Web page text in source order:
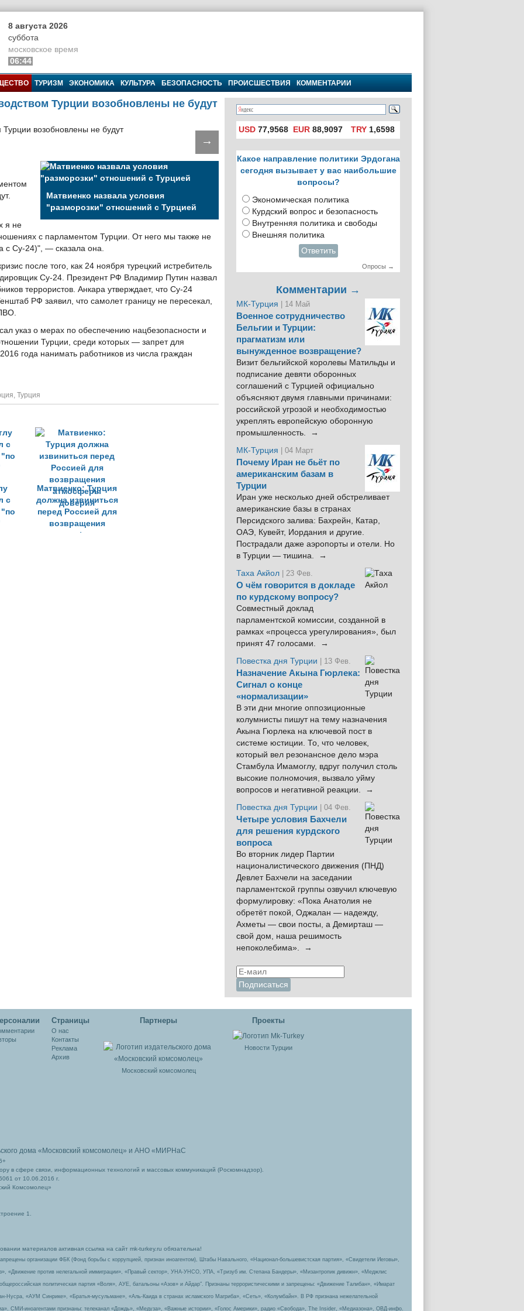
8 августа 2026
суббота
московское время
06:44
ТУРИЗМ ЭКОНОМИКА КУЛЬТУРА БЕЗОПАСНОСТЬ ПРОИСШЕСТВИЯ КОММЕНТАРИИ
Турции возобновлены не будут
→
Матвиенко назвала условия
"разморозки" отношений с Турцией
я не
с парламентом Турции. От него мы также не
с Су-24)", — сказала она.
после того, как 24 ноября турецкий истребитель
Су-24. Президент РФ Владимир Путин назвал
террористов. Анкара утверждает, что Су-24
РФ заявил, что самолет границу не пересекал,
указ о мерах по обеспечению нацбезопасности и
Турции, среди которых — запрет для
года нанимать работников из числа граждан
, Турция
с
"по
Матвиенко: Турция
должна извиниться
перед Россией для
возвращения
атмосферы
USD 77,9568 EUR 88,9097 TRY1,6598
Какое направление политики Эрдогана
сегодня вызывает у вас наибольшие
вопросы?
Экономическая политика
Курдский вопрос и безопасность
Внутренняя политика и свободы
Внешняя политика
Ответить
Опросы →
Комментарии →
МК-Турция | 14 Май
Военное сотрудничество
Бельгии и Турции:
прагматизм или
вынужденное возвращение?
Визит бельгийской королевы Матильды и
подписание девяти оборонных
соглашений с Турцией официально
объясняют двумя главными причинами:
российской угрозой и необходимостью
укреплять европейскую оборонную
промышленность. →
МК-Турция
| 04 Март
Почему Иран не бьёт по
американским базам в
Турции
Иран уже несколько дней обстреливает
американские базы в странах
Персидского залива: Бахрейн, Катар,
ОАЭ, Кувейт, Иордания и другие.
Пострадали даже аэропорты и отели. Но
в Турции — тишина. →
Таха Акйол | 23 Фев.
О чём говорится в докладе
по курдскому вопросу?
Совместный доклад
парламентской комиссии, созданной в
рамках «процесса урегулирования», был
принят 47 голосами. →
Повестка дня Турции
| 13 Фев.
Назначение Акына Гюрлека:
Сигнал о конце
«нормализации»
В эти дни многие оппозиционные
колумнисты пишут на тему назначения
Акына Гюрлека на ключевой пост в
системе юстиции. То, что человек,
который вел резонансное дело мэра
Стамбула Имамоглу, вдруг получил столь
высокие полномочия, вызвало уйму
вопросов и негативной реакции. →
Повестка дня Турции
| 04 Фев.
Четыре условия Бахчели
для решения курдского
вопроса
Во вторник лидер Партии
националистического движения (ПНД)
Девлет Бахчели на заседании
парламентской группы озвучил ключевую
формулировку: «Пока Анатолия не
обретёт покой, Оджалан — надежду,
Ахметы — свои посты, а Демирташ —
свой дом, наша решимость
непоколебима». →
Cтраницы
О нас
Контакты
Реклама
Архив
Партнеры
Московский комсомолец
Проекты
Новости Турции
дома «Московский комсомолец» и АНО «МИРНаС
в сфере связи, информационных технологий и массовых коммуникаций (Роскомнадзор).
от 10.06.2016 г.
Комсомолец»
1.
материалов активная ссылка на сайт mk-turkey.ru обязательна!
организации ФБК (Фонд борьбы с коррупцией, признан иноагентом), Штабы Навального, «Национал-большевистская партия», «Свидетели Иеговы»,
«Движение против нелегальной иммиграции», «Правый сектор», УНА-УНСО, УПА, «Тризуб им. Степана Бандеры», «Мизантропик дивижн», «Меджлис
политическая партия «Воля», АУЕ, батальоны «Азов» и Айдар″. Признаны террористическими и запрещены: «Движение Талибан», «Имарат
Нусра, «АУМ Синрике», «Братья-мусульмане», «Аль-Каида в странах исламского Магриба», «Сеть», «Колумбайн». В РФ признана нежелательной
СМИ-иноагентами признаны: телеканал «Дождь», «Медуза», «Важные истории», «Голос Америки», радио «Свобода», The Insider, «Медиазона», ОВД-инфо.